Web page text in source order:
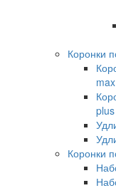
Коронки
max
plus
Коронки